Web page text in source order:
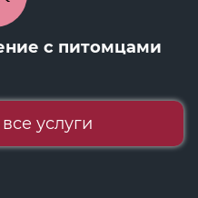
с питомцами
услуги